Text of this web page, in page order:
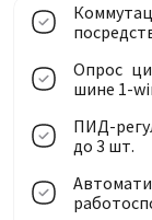
Опрос
шине 1-
ПИД-
до 3 шт.